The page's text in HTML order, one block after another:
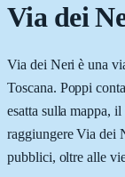
Via dei
Via dei Neri è una
Toscana. Poppi
esatta sulla mappa,
raggiungere Via dei
pubblici, oltre alle